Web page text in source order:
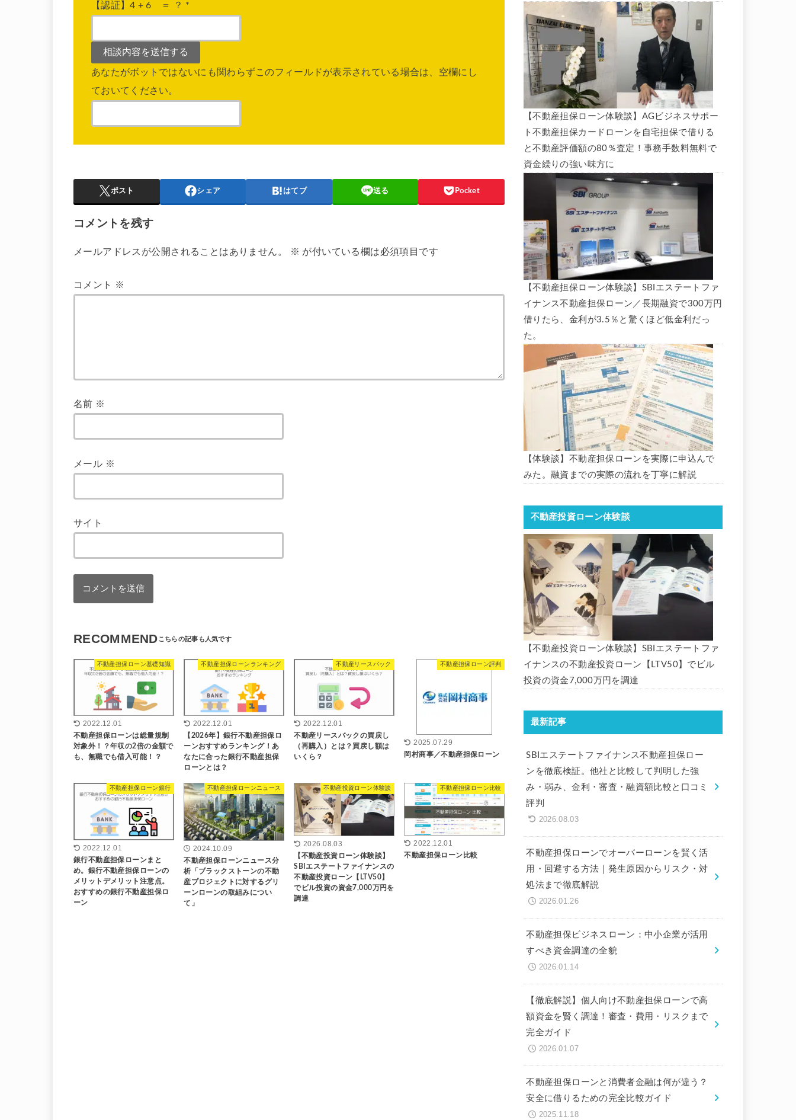
【認証】4 + 6 ＝ ？ *
あなたがボットではないにも関わらずこのフィールドが表示されている場合は、空欄にし
ておいてください。
ポスト シェア はてブ 送る Pocket
コメントを残す
メールアドレスが公開されることはありません。 ※ が付いている欄は必須項目です
コメント ※
名前 ※
メール ※
サイト
RECOMMEND
不動産担保ローン基礎知識
2022.12.01
不動産担保ローンは総量規制
対象外！？年収の2倍の金額で
も、無職でも借入可能！？
不動産担保ローンランキング
2022.12.01
【2026年】銀行不動産担保ロ
ーンおすすめランキング！あ
なたに合った銀行不動産担保
ローンとは？
不動産リースバック
2022.12.01
不動産リースバックの買戻し
（再購入）とは？買戻し額は
いくら？
不動産担保ローン評判
2025.07.29
岡村商事／不動産担保ローン
不動産担保ローン銀行
2022.12.01
銀行不動産担保ローンまと
め。銀行不動産担保ローンの
メリットデメリット注意点。
おすすめの銀行不動産担保ロ
ーン
不動産担保ローンニュース
2024.10.09
不動産担保ローンニュース分
析「ブラックストーンの不動
産プロジェクトに対するグリ
ーンローンの取組みについ
て」
不動産投資ローン体験談
2026.08.03
【不動産投資ローン体験談】
SBIエステートファイナンスの
不動産投資ローン【LTV50】
でビル投資の資金7,000万円を
調達
不動産担保ローン比較
2022.12.01
不動産担保ローン比較
【不動産担保ローン体験談】AGビジネスサポー
ト不動産担保カードローンを自宅担保で借りる
と不動産評価額の80％査定！事務手数料無料で
資金繰りの強い味方に
【不動産担保ローン体験談】SBIエステートファ
イナンス不動産担保ローン／長期融資で300万円
借りたら、金利が3.5％と驚くほど低金利だっ
た。
【体験談】不動産担保ローンを実際に申込んで
みた。融資までの実際の流れを丁寧に解説
不動産投資ローン体験談
【不動産投資ローン体験談】SBIエステートファ
イナンスの不動産投資ローン【LTV50】でビル
投資の資金7,000万円を調達
最新記事
SBIエステートファイナンス不動産担保ロー
ンを徹底検証。他社と比較して判明した強
み・弱み、金利・審査・融資額比較と口コミ
評判
2026.08.03
不動産担保ローンでオーバーローンを賢く活
用・回避する方法｜発生原因からリスク・対
処法まで徹底解説
2026.01.26
不動産担保ビジネスローン：中小企業が活用
すべき資金調達の全貌
2026.01.14
【徹底解説】個人向け不動産担保ローンで高
額資金を賢く調達！審査・費用・リスクまで
完全ガイド
2026.01.07
不動産担保ローンと消費者金融は何が違う？
安全に借りるための完全比較ガイド
2025.11.18